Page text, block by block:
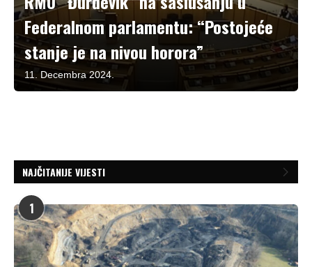
Federalnom parlamentu: “Postojeće
stanje je na nivou horora”
11. Decembra 2024.
NAJČITANIJE VIJESTI
1